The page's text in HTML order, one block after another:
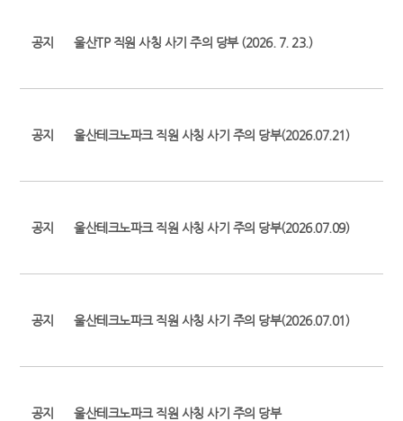
공지 울산TP 직원 사칭 사기 주의 당부 (2026. 7. 23.)
공지 울산테크노파크 직원 사칭 사기 주의 당부(2026.07.21)
공지 울산테크노파크 직원 사칭 사기 주의 당부(2026.07.09)
공지 울산테크노파크 직원 사칭 사기 주의 당부(2026.07.01)
공지 울산테크노파크 직원 사칭 사기 주의 당부